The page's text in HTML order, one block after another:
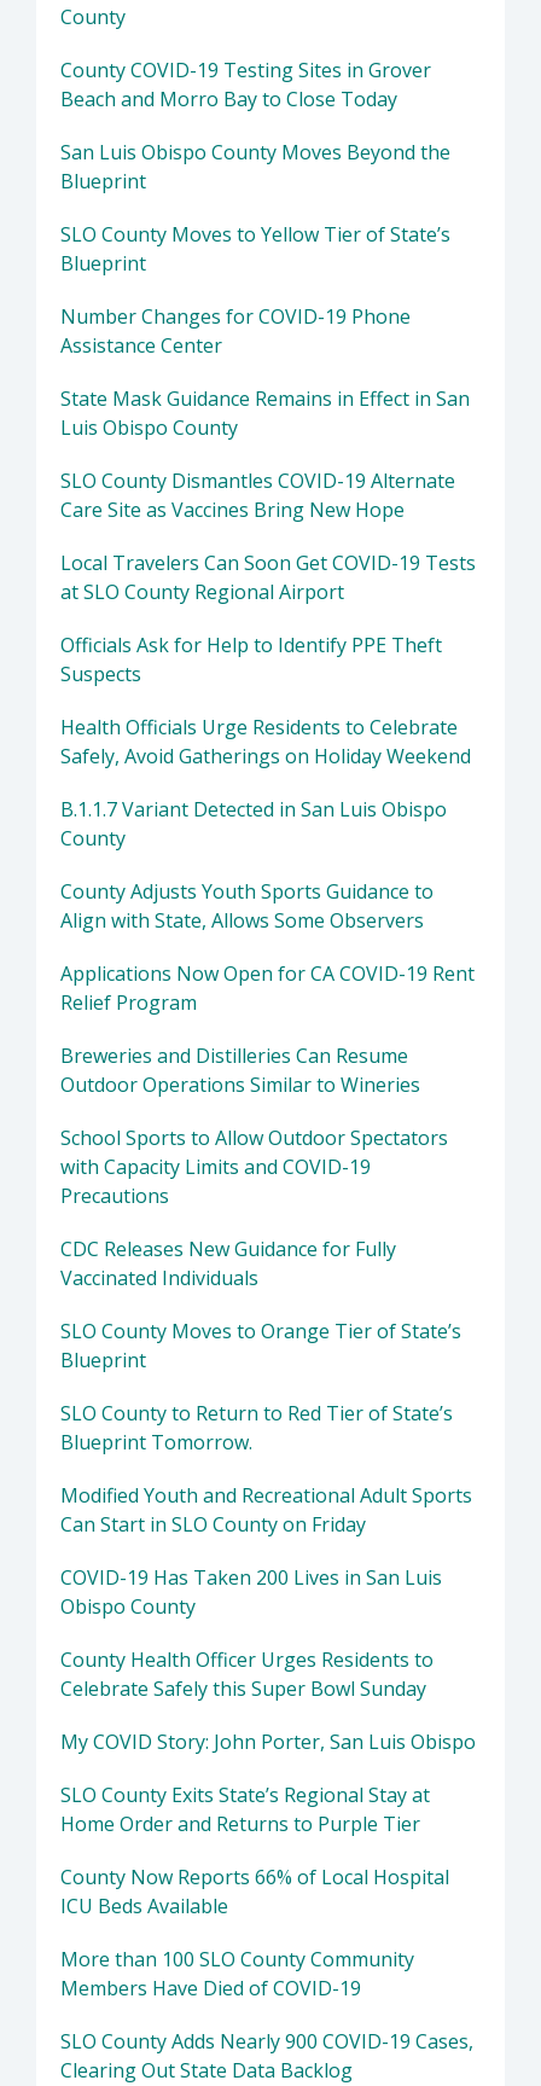
County
County COVID-19 Testing Sites in Grover
Beach and Morro Bay to Close Today
San Luis Obispo County Moves Beyond the
Blueprint
SLO County Moves to Yellow Tier of State’s
Blueprint
Number Changes for COVID-19 Phone
Assistance Center
State Mask Guidance Remains in Effect in San
Luis Obispo County
SLO County Dismantles COVID-19 Alternate
Care Site as Vaccines Bring New Hope
Local Travelers Can Soon Get COVID-19 Tests
at SLO County Regional Airport
Officials Ask for Help to Identify PPE Theft
Suspects
Health Officials Urge Residents to Celebrate
Safely, Avoid Gatherings on Holiday Weekend
B.1.1.7 Variant Detected in San Luis Obispo
County
County Adjusts Youth Sports Guidance to
Align with State, Allows Some Observers
Applications Now Open for CA COVID-19 Rent
Relief Program
Breweries and Distilleries Can Resume
Outdoor Operations Similar to Wineries
School Sports to Allow Outdoor Spectators
with Capacity Limits and COVID-19
Precautions
CDC Releases New Guidance for Fully
Vaccinated Individuals
SLO County Moves to Orange Tier of State’s
Blueprint
SLO County to Return to Red Tier of State’s
Blueprint Tomorrow.
Modified Youth and Recreational Adult Sports
Can Start in SLO County on Friday
COVID-19 Has Taken 200 Lives in San Luis
Obispo County
County Health Officer Urges Residents to
Celebrate Safely this Super Bowl Sunday
My COVID Story: John Porter, San Luis Obispo
SLO County Exits State’s Regional Stay at
Home Order and Returns to Purple Tier
County Now Reports 66% of Local Hospital
ICU Beds Available
More than 100 SLO County Community
Members Have Died of COVID-19
SLO County Adds Nearly 900 COVID-19 Cases,
Clearing Out State Data Backlog